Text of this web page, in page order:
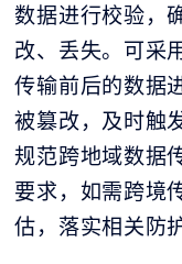
数据进行校验，
改、丢失。可采
传输前后的数据
被篡改，及时触
规范跨地域数据
要求，如需跨境
估，落实相关防